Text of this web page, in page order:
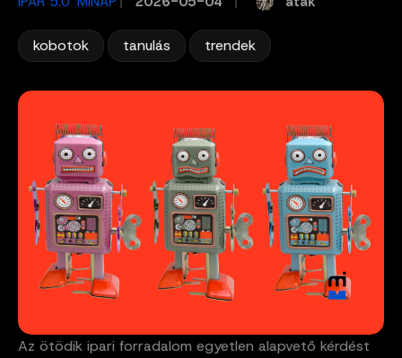
kobotok tanulás trendek
Az ötödik ipari forradalom egyetlen alapvető kérdést